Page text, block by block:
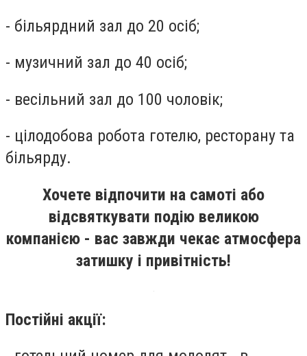
- більярдний зал до 20 осіб;
- музичний зал до 40 осіб;
- весільний зал до 100 чоловік;
- цілодобова робота готелю, ресторану та
більярду.
Хочете відпочити на самоті або
відсвяткувати подію великою
компанією - вас завжди чекає атмосфера
затишку і привітність!
Постійні акції: